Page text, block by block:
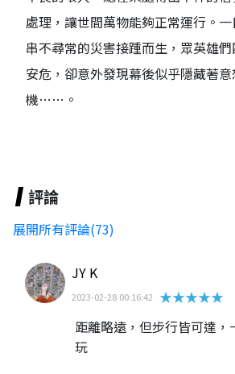
處理，讓世間萬物能夠正常運行。
串不尋常的災害接踵而生，眾英雄
安危，卻意外發現幕後似乎隱藏著
機……。
評論
展開所有評論(73)
JY K
2023-02-28 00:16:42
★★★★★
距離略遠，但步行皆可達，
玩